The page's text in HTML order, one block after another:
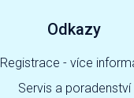
Odkazy
Registrace - více
Servis a poradenství